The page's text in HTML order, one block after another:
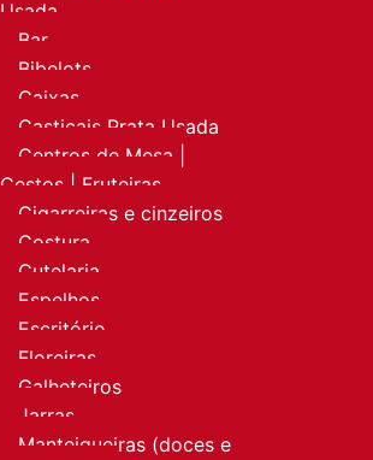
Usada
Bar
Bibelots
Caixas
Castiçais Prata Usada
Centros de Mesa |
Cestos | Fruteiras
Cigarreiras e cinzeiros
Costura
Cutelaria
Espelhos
Escritório
Floreiras
Galheteiros
Jarras
Manteigueiras (doces e